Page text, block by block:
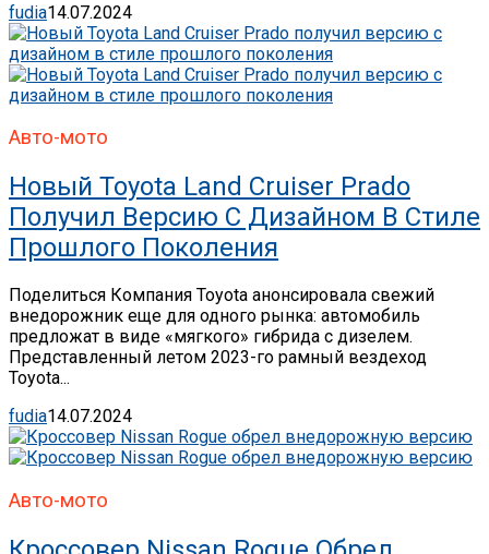
fudia14.07.2024
Авто-мото
Новый Toyota Land Cruiser Prado
Получил Версию С Дизайном В Стиле
Прошлого Поколения
Поделиться Компания Toyota анонсировала свежий
внедорожник еще для одного рынка: автомобиль
предложат в виде «мягкого» гибрида с дизелем.
Представленный летом 2023-го рамный вездеход
Toyota...
fudia14.07.2024
Авто-мото